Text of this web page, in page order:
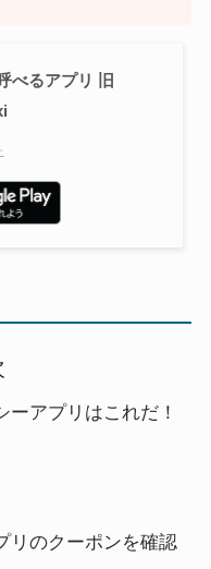
べるアプリ 旧
アプリはこれだ！
リのクーポンを確認